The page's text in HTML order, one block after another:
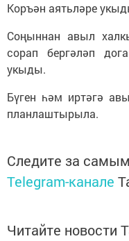
Коръән аятьләре
Соңыннан авыл
сорап бергәләп
укыды.
Бүген һәм иртәгә
планлаштырыла.
Следите за
Telegram-канале
Читайте новости